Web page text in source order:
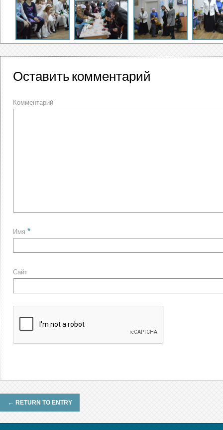
Оставить комментарий
Комментарий
Имя *
Сайт
← RETURN TO ENTRY